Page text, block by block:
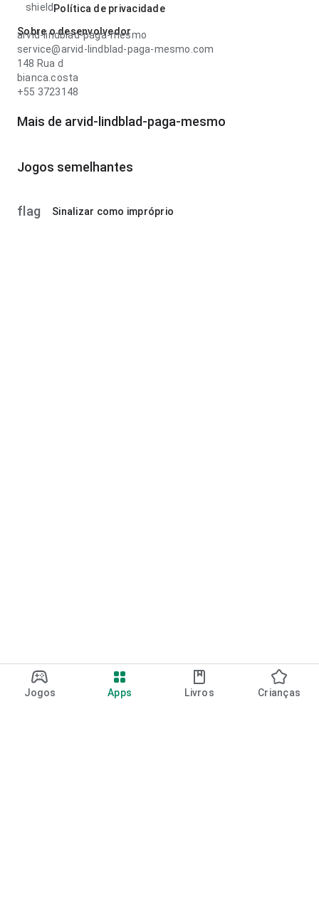
Jogos Apps Livros Crianças
shield Política de privacidade
Sobre o desenvolvedor
arvid-lindblad-paga-mesmo
service@arvid-lindblad-paga-mesmo.com
148 Rua d
bianca.costa
+55 3723148
Mais de arvid-lindblad-paga-mesmo
Jogos semelhantes
flag Sinalizar como impróprio